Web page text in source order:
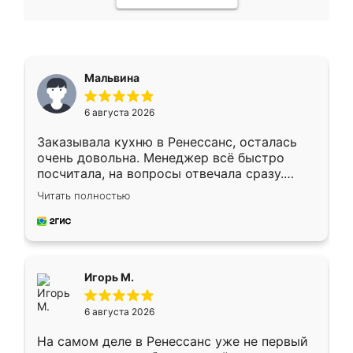
Мальвина
6 августа 2026
Заказывала кухню в Ренессанс, осталась
очень довольна. Менеджер всё быстро
посчитала, на вопросы отвечала сразу.
Замерщик приехал в субботу, подошёл к
делу со всей ответственностью. Собрали
за день, ребята работали аккуратно, даже
Читать полностью
Игорь М.
6 августа 2026
На самом деле в Ренессанс уже не первый